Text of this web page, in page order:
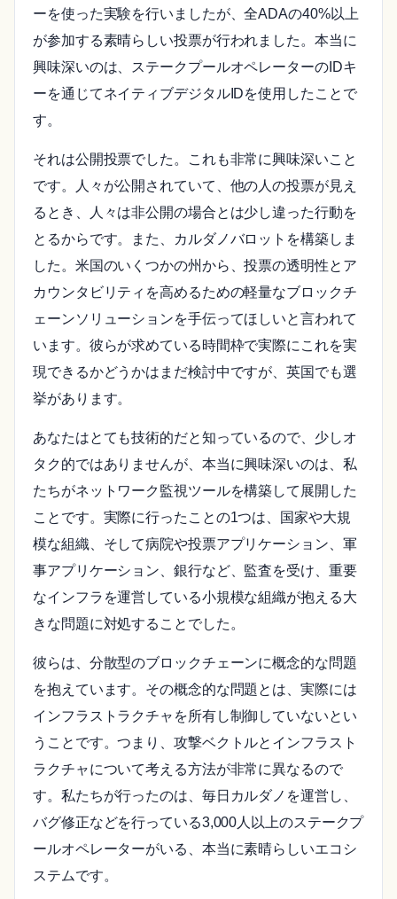
ーを使った実験を行いましたが、全ADAの40%以上
が参加する素晴らしい投票が行われました。本当に
興味深いのは、ステークプールオペレーターのIDキ
ーを通じてネイティブデジタルIDを使用したことで
す。
それは公開投票でした。これも非常に興味深いこと
です。人々が公開されていて、他の人の投票が見え
るとき、人々は非公開の場合とは少し違った行動を
とるからです。また、カルダノバロットを構築しま
した。米国のいくつかの州から、投票の透明性とア
カウンタビリティを高めるための軽量なブロックチ
ェーンソリューションを手伝ってほしいと言われて
います。彼らが求めている時間枠で実際にこれを実
現できるかどうかはまだ検討中ですが、英国でも選
挙があります。
あなたはとても技術的だと知っているので、少しオ
タク的ではありませんが、本当に興味深いのは、私
たちがネットワーク監視ツールを構築して展開した
ことです。実際に行ったことの1つは、国家や大規
模な組織、そして病院や投票アプリケーション、軍
事アプリケーション、銀行など、監査を受け、重要
なインフラを運営している小規模な組織が抱える大
きな問題に対処することでした。
彼らは、分散型のブロックチェーンに概念的な問題
を抱えています。その概念的な問題とは、実際には
インフラストラクチャを所有し制御していないとい
うことです。つまり、攻撃ベクトルとインフラスト
ラクチャについて考える方法が非常に異なるので
す。私たちが行ったのは、毎日カルダノを運営し、
バグ修正などを行っている3,000人以上のステークプ
ールオペレーターがいる、本当に素晴らしいエコシ
ステムです。